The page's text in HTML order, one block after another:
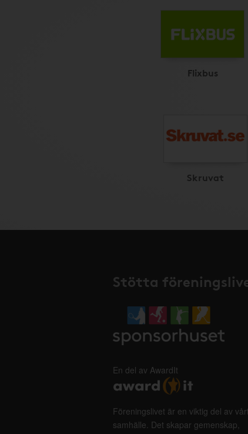
Flixbus
Skruvat
Stötta
En del av AwardIt
Föreningslivet är en viktig del av vårt
samhälle. Det skapar gemenskap,